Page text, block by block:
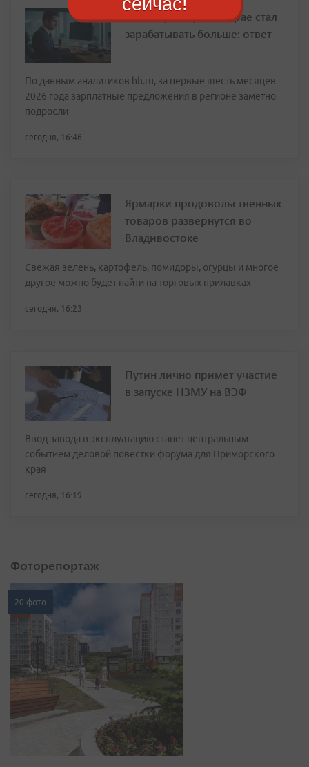
Кто в Приморском крае стал
зарабатывать больше: ответ
По данным аналитиков hh.ru, за первые шесть месяцев
2026 года зарплатные предложения в регионе заметно
подросли
сегодня, 16:46
Ярмарки продовольственных
товаров развернутся во
Владивостоке
Свежая зелень, картофель, помидоры, огурцы и многое
другое можно будет найти на торговых прилавках
сегодня, 16:23
Путин лично примет участие
в запуске НЗМУ на ВЭФ
Ввод завода в эксплуатацию станет центральным
событием деловой повестки форума для Приморского
края
сегодня, 16:19
Фоторепортаж
20 фото